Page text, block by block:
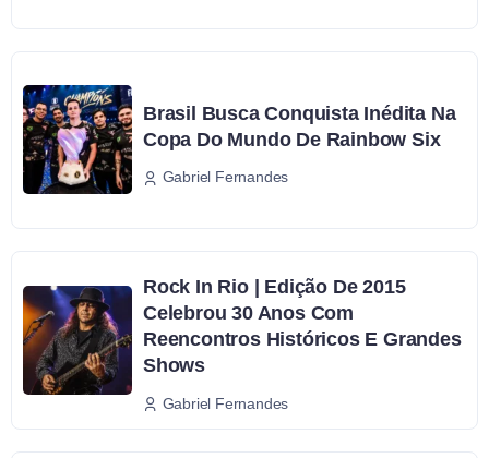
Brasil Busca Conquista Inédita Na
Copa Do Mundo De Rainbow Six
Gabriel Fernandes
Rock In Rio | Edição De 2015
Celebrou 30 Anos Com
Reencontros Históricos E Grandes
Shows
Gabriel Fernandes